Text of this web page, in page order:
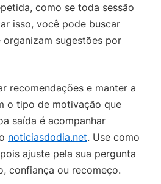
como se toda sessão
isso, você pode buscar
sugestões por
recomendações e manter a
o tipo de motivação que
saída é acompanhar
noticiasdodia.net. Use como
ajuste pela sua pergunta
confiança ou recomeço.